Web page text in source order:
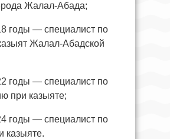
Жалал-Абада;
годы — специалист по
Жалал-Абадской
годы — специалист по
при казыяте;
годы — специалист по
казыяте.